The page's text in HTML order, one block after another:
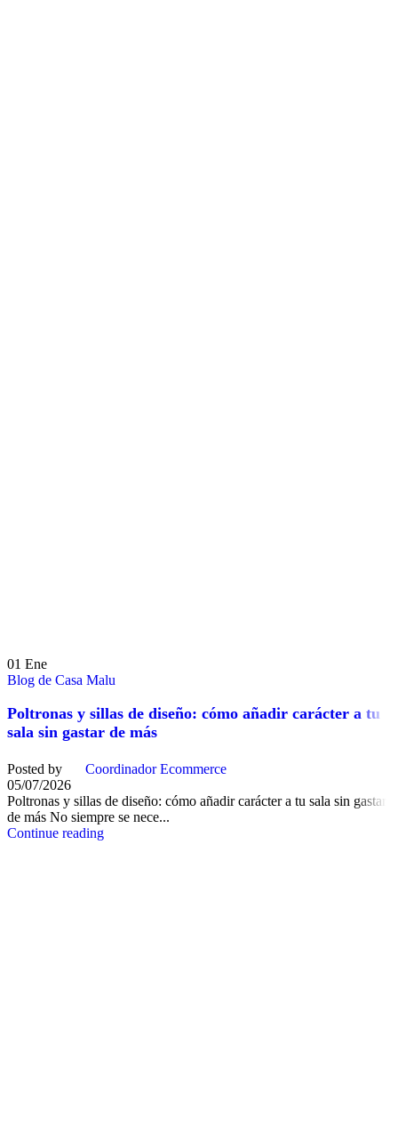
01 Ene
Blog de Casa Malu
Poltronas y sillas de diseño: cómo añadir carácter a tu
sala sin gastar de más
Posted by
Coordinador Ecommerce
05/07/2026
Poltronas y sillas de diseño: cómo añadir carácter a tu sala sin gastar
de más No siempre se nece...
Continue reading